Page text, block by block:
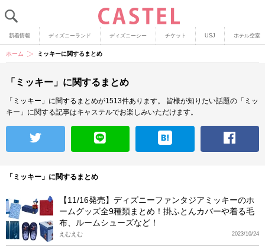
新着情報 ディズニーランド ディズニーシー チケット USJ ホテル空室
ホーム ミッキーに関するまとめ
「ミッキー」に関するまとめ
「ミッキー」に関するまとめが1513件あります。
皆様が知りたい話題の「ミッ
キー」に関する記事はキャステルでお楽しみいただけます。
「ミッキー」に関するまとめ
【11/16発売】ディズニーファンタジアミッキーのホ
ームグッズ全9種類まとめ！掛ふとんカバーや着る毛
布、ルームシューズなど！
2023/10/24
えむえむ